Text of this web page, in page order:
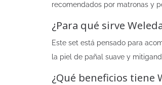
recomendados por matronas y
¿Para qué sirve
Este set está pensado para
la piel de pañal suave y
¿Qué beneficios tiene